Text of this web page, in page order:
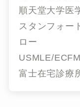
順天堂大学医
スタンフォー
ロー
USMLE/
富士在宅診療